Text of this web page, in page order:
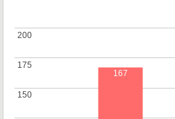
150
150
175
175
200
200
167